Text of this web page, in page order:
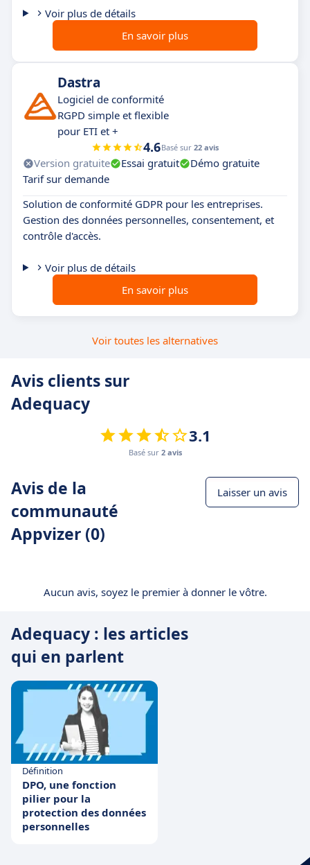
Voir plus de détails
En savoir plus
Dastra
Logiciel de conformité
RGPD simple et flexible
pour ETI et +
4.6Basé sur 22 avis
Version gratuite Essai gratuit
Démo gratuite
Tarif sur demande
Solution de conformité GDPR pour les entreprises.
Gestion des données personnelles, consentement, et
contrôle d'accès.
Voir plus de détails
En savoir plus
Voir toutes les alternatives
Avis clients sur
Adequacy
3.1
Basé sur 2 avis
Avis de la
communauté
Appvizer (0)
Laisser un avis
Aucun avis, soyez le premier à donner le vôtre.
Adequacy : les articles
qui en parlent
Définition
DPO, une fonction
pilier pour la
protection des données
personnelles